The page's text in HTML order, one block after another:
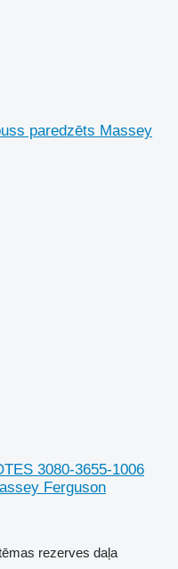
paredzēts Massey
3080-3655-1006
Ferguson
rezerves daļa